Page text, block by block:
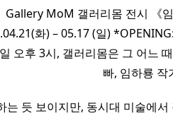
Gallery MoM 갤러리몸 전시 《
화) – 05.17 (일)
오후 3시, 갤러리몸은 그 어느
빠, 임하룡
는 듯 보이지만, 동시대 미술에